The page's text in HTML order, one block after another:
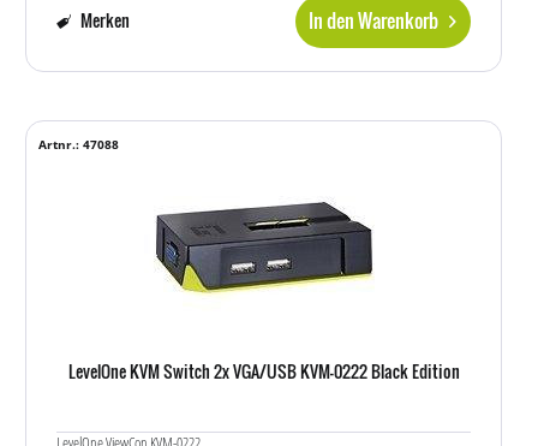
In den Warenkorb
Merken
LevelOne KVM Switch 2x VGA/USB KVM-0222 Black Edition
Artnr.: 47088